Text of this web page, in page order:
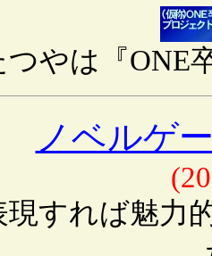
つやは『ONE
ノベルゲ
現すれば魅力